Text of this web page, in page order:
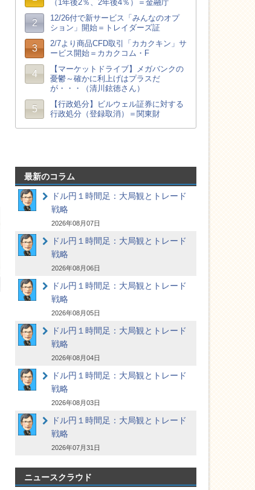
最新のコラム
ドル円１時間足：大局観とトレード
戦略
2026年08月07日
ドル円１時間足：大局観とトレード
戦略
2026年08月06日
ドル円１時間足：大局観とトレード
戦略
2026年08月05日
ドル円１時間足：大局観とトレード
戦略
2026年08月04日
ドル円１時間足：大局観とトレード
戦略
2026年08月03日
ドル円１時間足：大局観とトレード
戦略
2026年07月31日
ニュースクラウド